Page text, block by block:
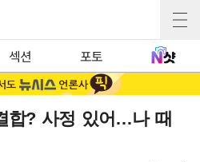
섹션 포토
합? 사정 있어…나 때